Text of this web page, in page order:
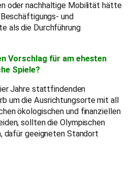
oder nachhaltige Mobilität hätte
und
als die Durchführung
Vorschlag für am ehesten
Spiele?
Jahre stattfindenden
um die Ausrichtungsorte mit all
ökologischen und finanziellen
sollten die Olympischen
dafür geeigneten Standort